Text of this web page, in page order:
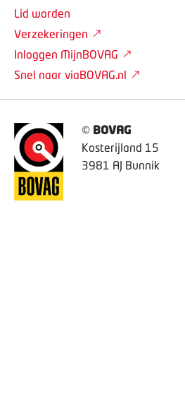
© BOVAG
Kosterijland 15
3981 AJ Bunnik
Lid worden
Verzekeringen
Inloggen MijnBOVAG
Snel naar viaBOVAG.nl